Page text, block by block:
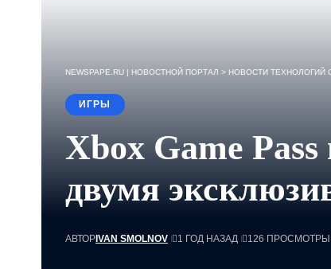
NEWSPAPE.RU | НОВОСТНОЙ ПОРТАЛ > НОВОСТИ ТЕХНОЛОГИЙ
ИГРЫ
Xbox Game
двумя
АВТОР IVAN SMOLNOV 1 ГОД НАЗАД 126 ПРОСМОТРЫ